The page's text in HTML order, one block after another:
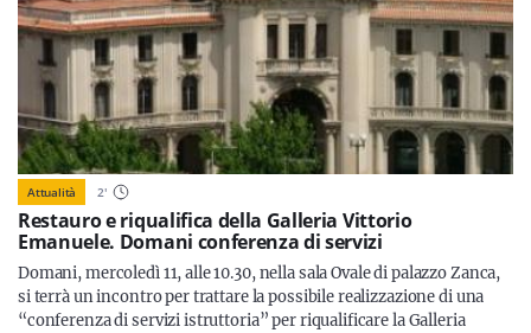
Attualità 2'
Restauro e riqualifica della Galleria Vittorio
Emanuele. Domani conferenza di servizi
Domani, mercoledì 11, alle 10.30, nella sala Ovale di palazzo Zanca,
si terrà un incontro per trattare la possibile realizzazione di una
“conferenza di servizi istruttoria” per riqualificare la Galleria